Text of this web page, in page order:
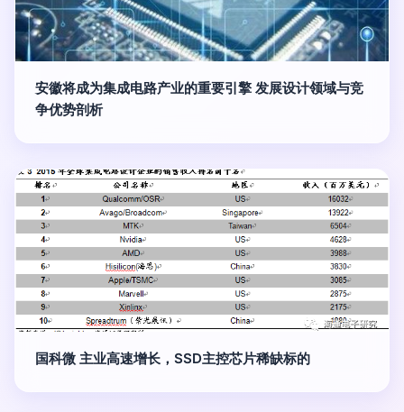
安徽将成为集成电路产业的重要引擎 发展设计领域与竞
争优势剖析
国科微 主业高速增长，SSD主控芯片稀缺标的